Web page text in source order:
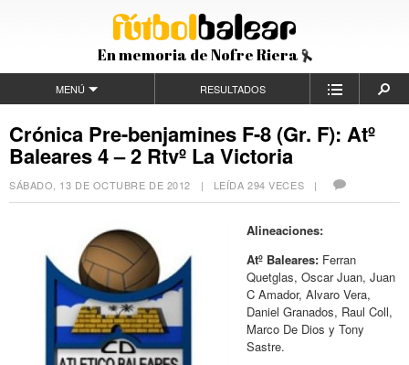
En memoria de Nofre Riera
MENÚ RESULTADOS
Crónica Pre-benjamines F-8 (Gr. F): Atº
Baleares 4 – 2 Rtvº La Victoria
SÁBADO, 13 DE OCTUBRE DE 2012 | LEÍDA 294 VECES |
Alineaciones:
Atº Baleares: Ferran
Quetglas, Oscar Juan, Juan
C Amador, Alvaro Vera,
Daniel Granados, Raul Coll,
Marco De Dios y Tony
Sastre.